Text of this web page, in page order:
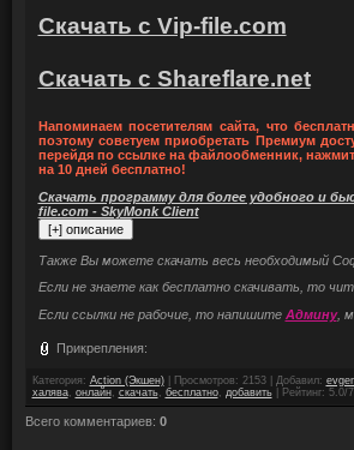
Скачать с Vip-file.com
Скачать с Shareflare.net
Напоминаем посетителям сайта, что
поэтому советуем приобретать Премиум
перейдя по ссылке на файлообменник,
на 10 дней бесплатно!
Скачать программу для более удобного и
file.com - SkyMonk Client
Также Вы можете скачать весь необходимый
Если не знаете как бесплатно скачивать, то
Если ссылки не рабочие, то напишите Админу,
Прикрепления:
Категория : Action (Экшен)| Просмотров: 2153 | Добавил:
халява, онлайн, скачать, бесплатно, добавить| Рейтинг: 5.0/7
Всего комментариев: 0